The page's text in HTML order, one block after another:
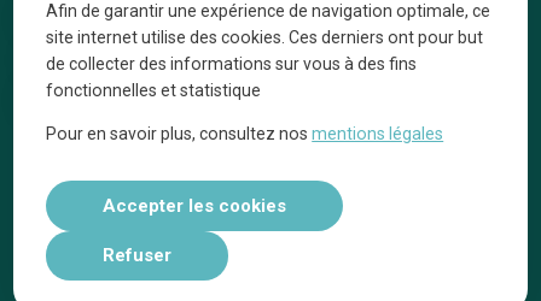
Bonnes adresses
Quartiers
Blog
Tops 10
A propos
On parle de nous
Afin de garantir une expérience de navigation optimale, ce
site internet utilise des cookies. Ces derniers ont pour but
de collecter des informations sur vous à des fins
fonctionnelles et statistique
Pour en savoir plus, consultez nosmentions légales
Accepter les cookies
Refuser